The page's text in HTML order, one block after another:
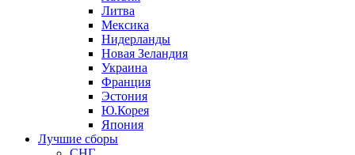
Литва
Мексика
Нидерланды
Новая Зеландия
Украина
Франция
Эстония
Ю.Корея
Япония
Лучшие сборы